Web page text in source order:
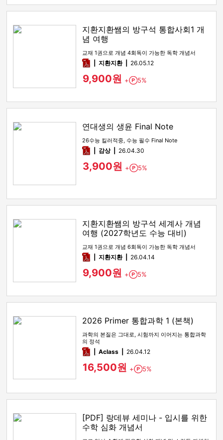
지환지환쌤의 방구석 통합사회1 개
념 여행
교재 1권으로 개념 4회독이 가능한 독학 개념서
pdf지환지환 26.05.12
9,900원 + Point
5%
연대생의 생윤 Final Note
26수능 킬러적중, 수능 필수 Final Note
pdf감상​ 26.04.30
3,900원 + Point
5%
지환지환쌤의 방구석 세계사 개념
여행 (2027학년도 수능 대비)
교재 1권으로 개념 6회독이 가능한 독학 개념서
pdf지환지환 26.04.14
9,900원 + Point
5%
2026 Primer 통합과학 1 (본책)
과학의 본질은 그대로, 시험까지 이어지는 통합과학
의 정석
pdfAclass 26.04.12
16,500원 + Point
5%
[PDF] 랑데뷰 세미나 - 입시를 위한
수학 심화 개념서